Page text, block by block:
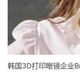
韩国3D打印眼镜企业